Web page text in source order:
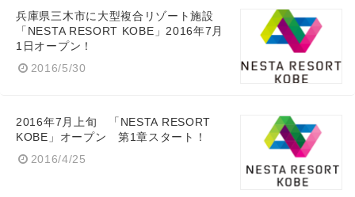
兵庫県三木市に大型複合リゾート施設
「NESTA RESORT KOBE」2016年7月
1日オープン！
2016/5/30
2016年7月上旬 「NESTA RESORT
KOBE」オープン 第1章スタート！
2016/4/25